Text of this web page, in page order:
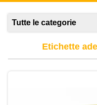
Tutte le categorie
Etichette